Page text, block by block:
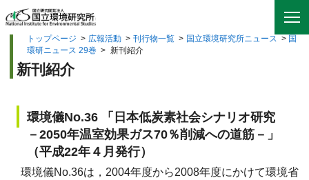
トップページ > 広報活動 > 刊行物一覧 > 国立環境研究所ニュース > 国
環研ニュース 29巻 > 新刊紹介
新刊紹介
環境儀No.36 「日本低炭素社会シナリオ研究
－2050年温室効果ガス70％削減への道筋－」
（平成22年４月発行）
環境儀No.36は，2004年度から2008年度にかけて環境省